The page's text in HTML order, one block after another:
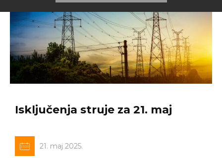
Isključenja struje za 21. maj
21. maj 2025.